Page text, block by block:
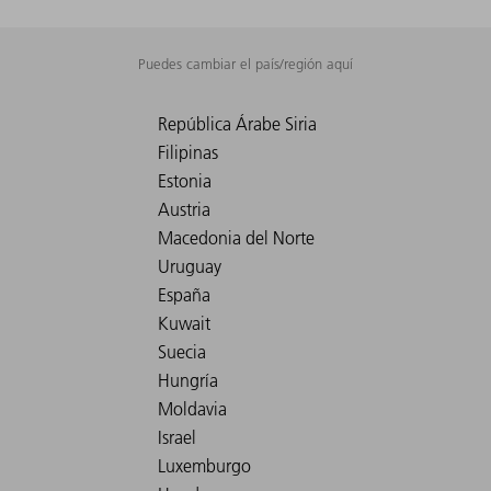
Puedes cambiar el país/región aquí